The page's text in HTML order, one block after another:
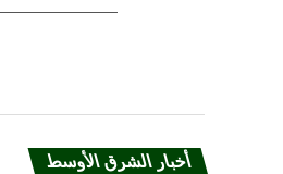
أخبار الشرق الأوسط